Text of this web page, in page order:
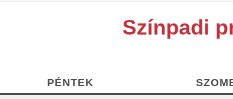
Színpadi
PÉNTEK